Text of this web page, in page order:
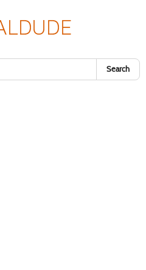
Search